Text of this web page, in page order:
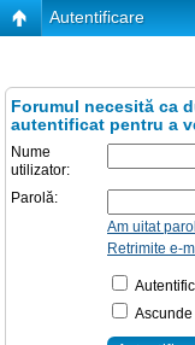
Autentificare
Forumul necesită ca
autentificat pentru a
Nume
utilizator:
Parolă:
Am uitat
Retrimite e-